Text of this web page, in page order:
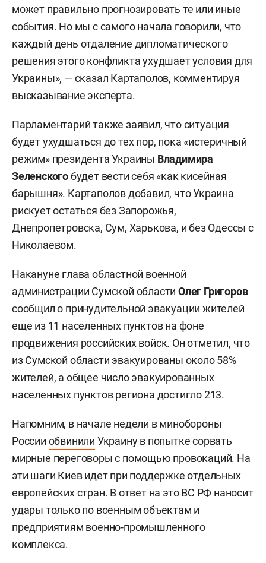
может правильно прогнозировать те или иные
события. Но мы с самого начала говорили, что
каждый день отдаление дипломатического
решения этого конфликта ухудшает условия для
Украины», — сказал Картаполов, комментируя
высказывание эксперта.
Парламентарий также заявил, что ситуация
будет ухудшаться до тех пор, пока «истеричный
режим» президента Украины Владимира
Зеленскогобудет вести себя «как кисейная
барышня». Картаполов добавил, что Украина
рискует остаться без Запорожья,
Днепропетровска, Сум, Харькова, и без Одессы с
Николаевом.
Накануне глава областной военной
администрации Сумской области Олег Григоров
сообщило принудительной эвакуации жителей
еще из 11 населенных пунктов на фоне
продвижения российских войск. Он отметил, что
из Сумской области эвакуированы около 58%
жителей, а общее число эвакуированных
населенных пунктов региона достигло 213.
Напомним, в начале недели в минобороны
России обвинили Украину в попытке сорвать
мирные переговоры с помощью провокаций. На
эти шаги Киев идет при поддержке отдельных
европейских стран. В ответ на это ВС РФ наносит
удары только по военным объектам и
предприятиям военно-промышленного
комплекса.